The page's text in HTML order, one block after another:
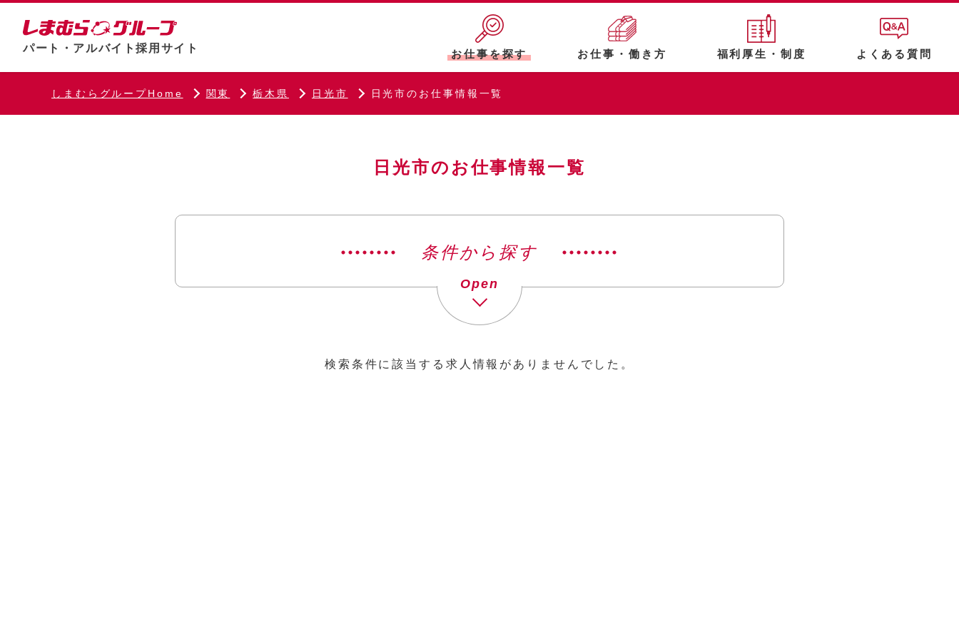
パート・アルバイト採用サイト お仕事を探す お仕事・働き方 福利厚生・制度 よくある質問
しまむらグループHome 関東 栃木県 日光市 日光市のお仕事情報一覧
日光市のお仕事情報一覧
条件から探す
検索条件に該当する求人情報がありませんでした。